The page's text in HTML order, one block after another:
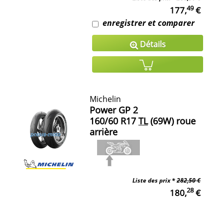
177,49€
enregistrer et comparer
Détails
Michelin
Power GP 2
160/60 R17 TL(69W) roue
arrière
Liste des prix *282,50 €
180,28€